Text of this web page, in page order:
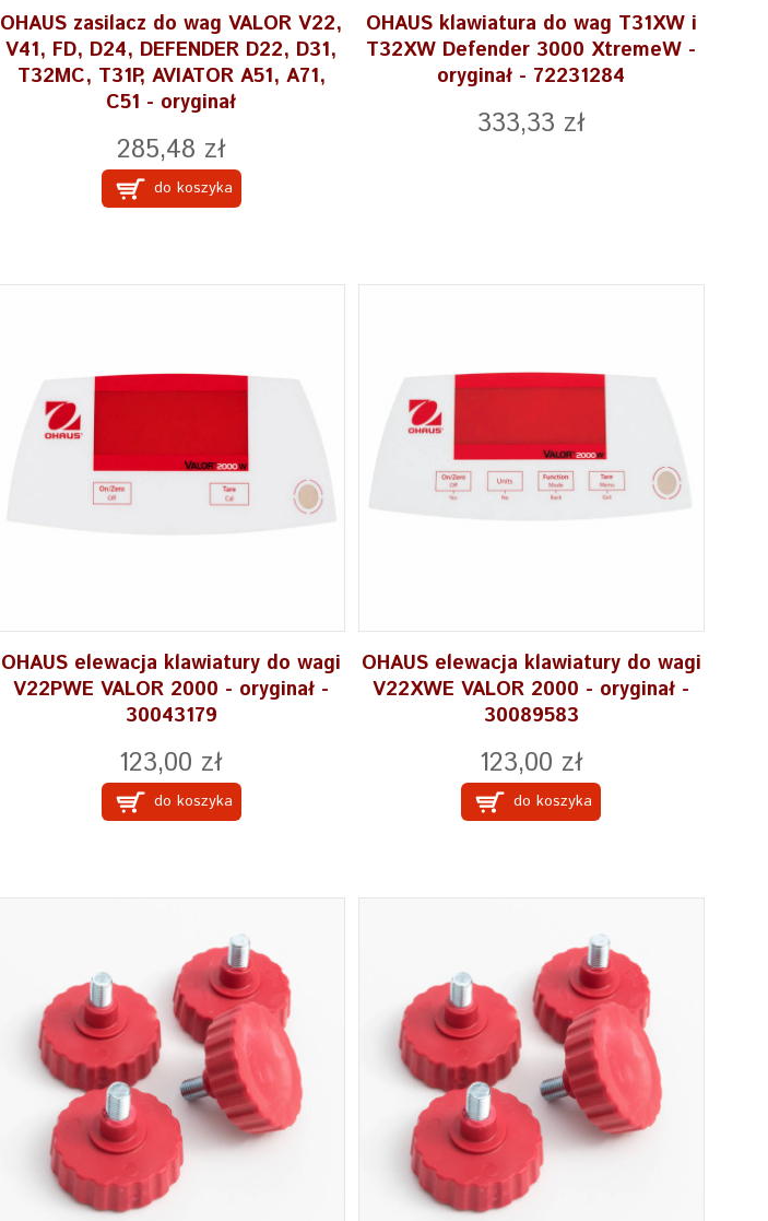
OHAUS zasilacz do wag VALOR V22,
V41, FD, D24, DEFENDER D22, D31,
T32MC, T31P, AVIATOR A51, A71,
C51 - oryginał
285,48 zł
do koszyka
OHAUS klawiatura do wag T31XW i
T32XW Defender 3000 XtremeW -
oryginał - 72231284
333,33 zł
OHAUS elewacja klawiatury do wagi
V22PWE VALOR 2000 - oryginał -
30043179
123,00 zł
do koszyka
OHAUS elewacja klawiatury do wagi
V22XWE VALOR 2000 - oryginał -
30089583
123,00 zł
do koszyka